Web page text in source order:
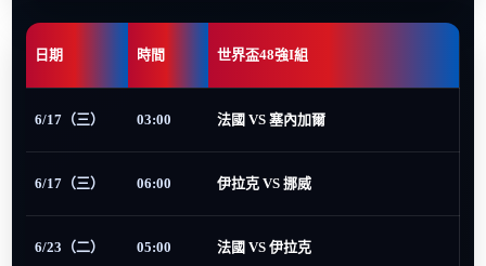
日期 時間 世界盃48強I組
6/17（三） 03:00 法國 VS 塞內加爾
6/17（三） 06:00 伊拉克 VS 挪威
6/23（二） 05:00 法國 VS 伊拉克